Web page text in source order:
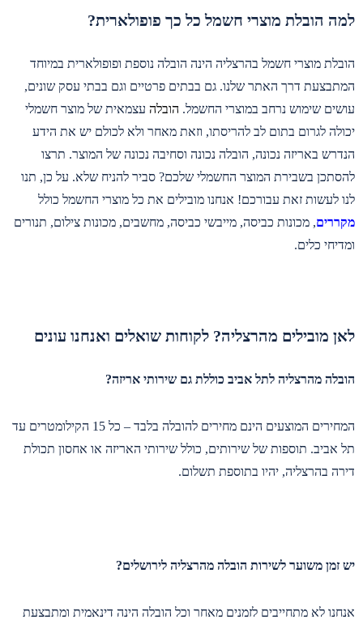
למה הובלת מוצרי חשמל כל כך פופולארית?
הובלת מוצרי חשמל בהרצליה הינה הובלה נוספת ופופולארית במיוחד
המתבצעת דרך האתר שלנו. גם בבתים פרטיים וגם בבתי עסק שונים,
עושים שימוש נרחב במוצרי החשמל. הובלה עצמאית של מוצר חשמלי
יכולה לגרום בתום לב להריסתו, וזאת מאחר ולא לכולם יש את הידע
הנדרש באריזה נכונה, הובלה נכונה וסחיבה נכונה של המוצר. תרצו
להסתכן בשבירת המוצר החשמלי שלכם? סביר להניח שלא. על כן, תנו
לנו לעשות זאת עבורכם! אנחנו מובילים את כל מוצרי החשמל כולל
מקררים, מכונות כביסה, מייבשי כביסה, מחשבים, מכונות צילום, תנורים
ומדיחי כלים.
לאן מובילים מהרצליה? לקוחות שואלים ואנחנו עונים
הובלה מהרצליה לתל אביב כוללת גם שירותי אריזה?
המחירים המוצעים הינם מחירים להובלה בלבד – כל 15 הקילומטרים עד
תל אביב. תוספות של שירותים, כולל שירותי האריזה או אחסון תכולת
דירה בהרצליה, יהיו בתוספת תשלום.
יש זמן משוער לשירות הובלה מהרצליה לירושלים?
אנחנו לא מתחייבים לזמנים מאחר וכל הובלה הינה דינאמית ומתבצעת